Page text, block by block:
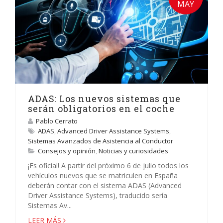
MAY
ADAS: Los nuevos sistemas que
serán obligatorios en el coche
Pablo Cerrato
ADAS, Advanced Driver Assistance Systems,
Sistemas Avanzados de Asistencia al Conductor
Consejos y opinión, Noticias y curiosidades
¡Es oficial! A partir del próximo 6 de julio todos los
vehículos nuevos que se matriculen en España
deberán contar con el sistema ADAS (Advanced
Driver Assistance Systems), traducido sería
Sistemas Av...
LEER MÁS